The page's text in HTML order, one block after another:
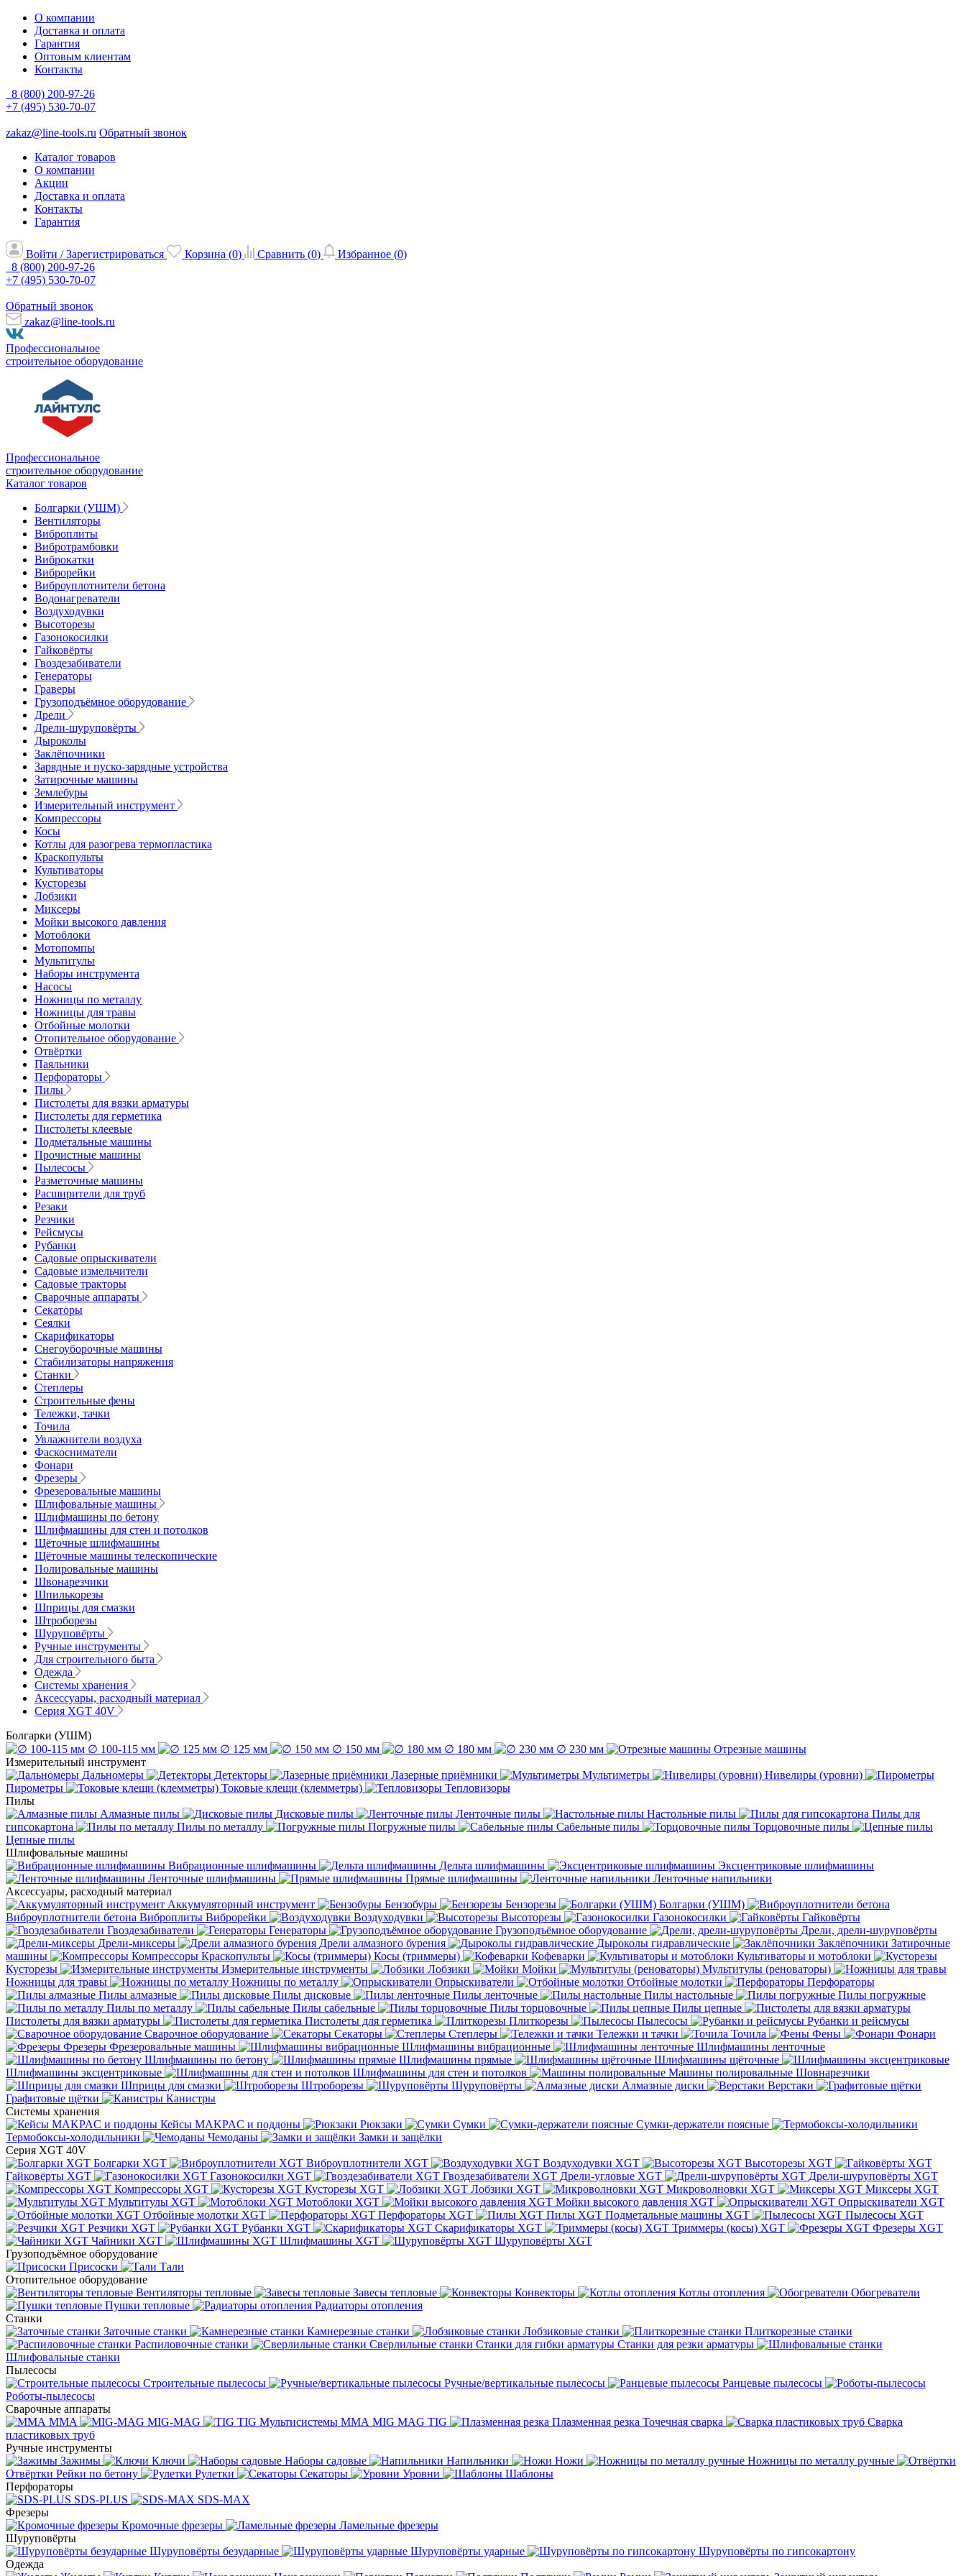
О компании
Доставка и оплата
Гарантия
Оптовым клиентам
Контакты
8 (800) 200-97-26
+7 (495) 530-70-07
zakaz@line-tools.ru Обратный звонок
Каталог товаров
О компании
Акции
Доставка и оплата
Контакты
Гарантия
Войти / Зарегистрироваться Корзина (0) Сравнить (0) Избранное (0)
8 (800) 200-97-26
+7 (495) 530-70-07
Обратный звонок
zakaz@line-tools.ru
Профессиональное
строительное оборудование
Профессиональное
строительное оборудование
Каталог товаров
Болгарки (УШМ)
Вентиляторы
Виброплиты
Вибротрамбовки
Виброкатки
Виброрейки
Виброуплотнители бетона
Водонагреватели
Воздуходувки
Высоторезы
Газонокосилки
Гайковёрты
Гвоздезабиватели
Генераторы
Граверы
Грузоподъёмное оборудование
Дрели
Дрели-шуруповёрты
Дыроколы
Заклёпочники
Зарядные и пуско-зарядные устройства
Затирочные машины
Землебуры
Измерительный инструмент
Компрессоры
Косы
Котлы для разогрева термопластика
Краскопульты
Культиваторы
Кусторезы
Лобзики
Миксеры
Мойки высокого давления
Мотоблоки
Мотопомпы
Мультитулы
Наборы инструмента
Насосы
Ножницы по металлу
Ножницы для травы
Отбойные молотки
Отопительное оборудование
Отвёртки
Паяльники
Перфораторы
Пилы
Пистолеты для вязки арматуры
Пистолеты для герметика
Пистолеты клеевые
Подметальные машины
Прочистные машины
Пылесосы
Разметочные машины
Расширители для труб
Резаки
Резчики
Рейсмусы
Рубанки
Садовые опрыскиватели
Садовые измельчители
Садовые тракторы
Сварочные аппараты
Секаторы
Сеялки
Скарификаторы
Снегоуборочные машины
Стабилизаторы напряжения
Станки
Степлеры
Строительные фены
Тележки, тачки
Точила
Увлажнители воздуха
Фаскосниматели
Фонари
Фрезеры
Фрезеровальные машины
Шлифовальные машины
Шлифмашины по бетону
Шлифмашины для стен и потолков
Щёточные шлифмашины
Щёточные машины телескопические
Полировальные машины
Швонарезчики
Шпилькорезы
Шприцы для смазки
Штроборезы
Шуруповёрты
Ручные инструменты
Для строительного быта
Одежда
Системы хранения
Аксессуары, расходный материал
Серия XGT 40V
Болгарки (УШМ)
∅ 100-115 мм
∅ 125 мм ∅ 150 мм ∅ 180 мм ∅ 230 мм
Отрезные машины
Измерительный инструмент
Дальномеры
Детекторы Лазерные приёмники Мультиметры
Нивелиры (уровни)
Пирометры
Токовые клещи (клемметры)
Тепловизоры
Пилы
Алмазные пилы
Дисковые пилы Ленточные пилы Настольные пилы
Пилы для
гипсокартона
Пилы по металлу Погружные пилы Сабельные пилы
Торцовочные пилы
Цепные пилы
Шлифовальные машины
Вибрационные шлифмашины
Дельта шлифмашины
Эксцентриковые шлифмашины
Ленточные шлифмашины
Прямые шлифмашины
Ленточные напильники
Аксессуары, расходный материал
Аккумуляторный инструмент
Бензобуры Бензорезы
Болгарки (УШМ)
Виброуплотнители бетона Виброплиты Виброрейки Воздуходувки Высоторезы Газонокосилки
Гайковёрты
Гвоздезабиватели
Генераторы Грузоподъёмное оборудование
Дрели, дрели-шуруповёрты
Дрели-миксеры
Дрели алмазного бурения Дыроколы гидравлические Заклёпочники Затирочные
машины
Компрессоры Краскопульты Косы (триммеры) Кофеварки
Культиваторы и мотоблоки
Кусторезы
Измерительные инструменты Лобзики Мойки
Мультитулы (реноваторы)
Ножницы для травы
Ножницы по металлу Опрыскиватели Отбойные молотки
Перфораторы
Пилы алмазные
Пилы дисковые Пилы ленточные Пилы настольные
Пилы погружные
Пилы по металлу
Пилы сабельные Пилы торцовочные
Пилы цепные
Пистолеты для вязки арматуры
Пистолеты для герметика Плиткорезы Пылесосы
Рубанки и рейсмусы
Сварочное оборудование
Секаторы Степлеры Тележки и тачки Точила Фены
Фонари
Фрезеры Фрезеровальные машины Шлифмашины вибрационные
Шлифмашины ленточные
Шлифмашины по бетону
Шлифмашины прямые
Шлифмашины щёточные
Шлифмашины эксцентриковые
Шлифмашины для стен и потолков Машины полировальные Шовнарезчики
Шприцы для смазки
Штроборезы Шуруповёрты Алмазные диски
Верстаки
Графитовые щётки
Канистры
Системы хранения
Кейсы MAKPAC и поддоны
Рюкзаки Сумки
Сумки-держатели поясные
Термобоксы-холодильники
Чемоданы
Замки и защёлки
Серия XGT 40V
Болгарки XGT
Виброуплотнители XGT Воздуходувки XGT
Высоторезы XGT
Гайковёрты XGT
Газонокосилки XGT Гвоздезабиватели XGT Дрели-угловые XGT
Дрели-шуруповёрты XGT
Компрессоры XGT
Кусторезы XGT Лобзики XGT Микроволновки XGT
Миксеры XGT
Мультитулы XGT
Мотоблоки XGT Мойки высокого давления XGT
Опрыскиватели XGT
Отбойные молотки XGT
Перфораторы XGT Пилы XGT Подметальные машины XGT
Пылесосы XGT
Резчики XGT
Рубанки XGT Скарификаторы XGT Триммеры (косы) XGT
Фрезеры XGT
Чайники XGT
Шлифмашины XGT
Шуруповёрты XGT
Грузоподъёмное оборудование
Присоски
Тали
Отопительное оборудование
Вентиляторы тепловые
Завесы тепловые Конвекторы Котлы отопления
Обогреватели
Пушки тепловые
Радиаторы отопления
Станки
Заточные станки
Камнерезные станки Лобзиковые станки
Плиткорезные станки
Распиловочные станки
Сверлильные станки Станки для гибки арматуры Станки для резки арматуры
Шлифовальные станки
Пылесосы
Строительные пылесосы
Ручные/вертикальные пылесосы
Ранцевые пылесосы
Роботы-пылесосы
Сварочные аппараты
MMA
MIG-MAG TIG Мультисистемы ММА MIG MAG TIG Плазменная резка Точечная сварка
Cварка
пластиковых труб
Ручные инструменты
Зажимы
Ключи Наборы садовые Напильники Ножи
Ножницы по металлу ручные
Отвёртки Рейки по бетону Рулетки Секаторы Уровни
Шаблоны
Перфораторы
SDS-PLUS
SDS-MAX
Фрезеры
Кромочные фрезеры
Ламельные фрезеры
Шуруповёрты
Шуруповёрты безударные
Шуруповёрты ударные
Шуруповёрты по гипсокартону
Одежда